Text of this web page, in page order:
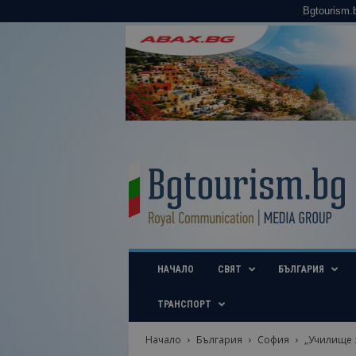
u
i
b
НАЧАЛО СВЯТ БЪЛГАРИЯ
ТРАНСПОРТ
Начало България София
„Училище